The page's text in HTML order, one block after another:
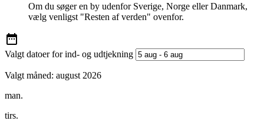
Om du søger en by udenfor Sverige, Norge eller Danmark,
vælg venligst "Resten af verden" ovenfor.
Valgt datoer for ind- og udtjekning
Valgt måned: august 2026
man.
tirs.